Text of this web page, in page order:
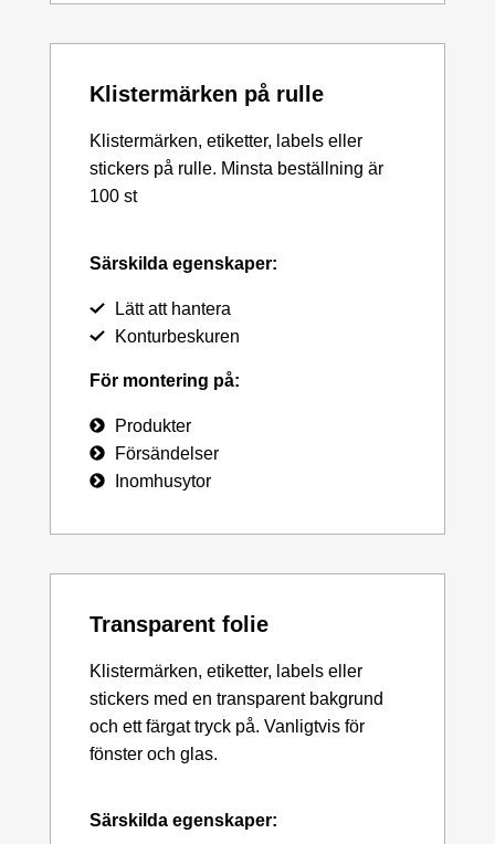
Klistermärken på rulle
Klistermärken, etiketter, labels eller
stickers på rulle. Minsta beställning är
100 st
Särskilda egenskaper:
Lätt att hantera
Konturbeskuren
För montering på:
Produkter
Försändelser
Inomhusytor
Transparent folie
Klistermärken, etiketter, labels eller
stickers med en transparent bakgrund
och ett färgat tryck på. Vanligtvis för
fönster och glas.
Särskilda egenskaper: